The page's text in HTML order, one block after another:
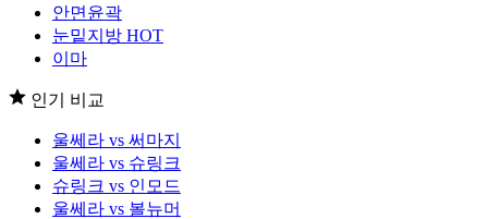
안면윤곽
눈밑지방 HOT
이마
인기 비교
울쎄라 vs 써마지
울쎄라 vs 슈링크
슈링크 vs 인모드
울쎄라 vs 볼뉴머